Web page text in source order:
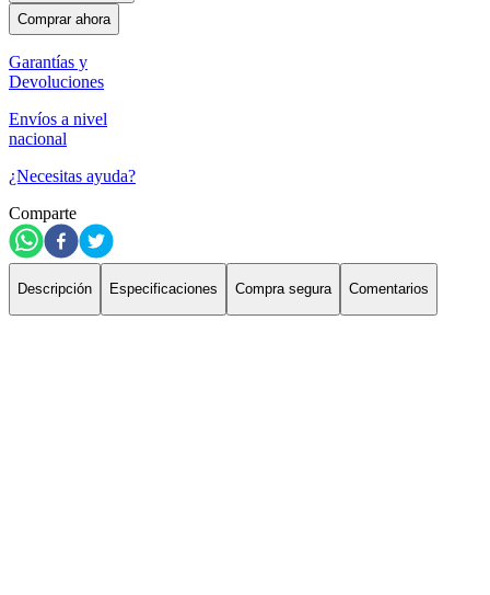
Comprar ahora
Garantías y
Devoluciones
Envíos a nivel
nacional
¿Necesitas ayuda?
Comparte
Descripción Especificaciones Compra segura Comentarios